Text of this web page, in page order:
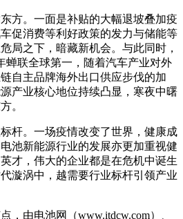
方。一面是补贴的大幅退坡叠加疫
促消费等利好政策的发力与储能等
局之下，暗藏新机会。与此同时，
蝉联全球第一，随着汽车产业对外
自主品牌海外出口供应步伐的加
产业核心地位持续凸显，寒夜中曙
。
杆。一场疫情改变了世界，健康成
池新能源行业的发展亦更加重视健
才，伟大的企业都是在危机中诞生
漩涡中，越需要行业标杆引领产业
，由电池网（www.itdcw.com）、